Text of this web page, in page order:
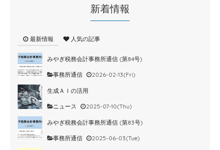
新着情報
最新情報 人気の記事
みやぎ税務会計事務所通信 (第84号)
事務所通信 2026-02-13(Fri)
生成ＡＩの活用
ニュース 2025-07-10(Thu)
みやぎ税務会計事務所通信 (第83号)
事務所通信 2025-06-03(Tue)